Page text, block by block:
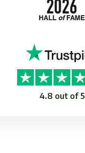
4.8 out of 5